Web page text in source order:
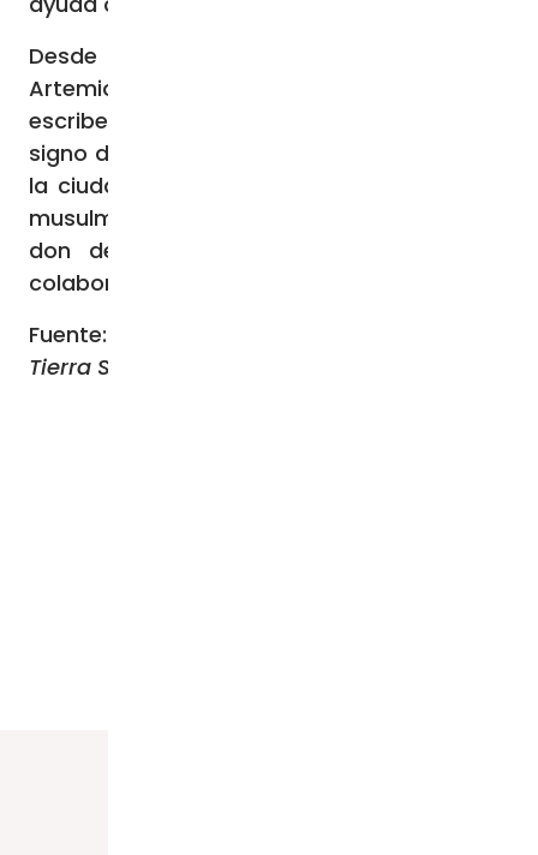
Desde la iglesia del Cenáculo, el padre
Artemio Vitores, franciscano español,
escribe a ACN: “Jerusalén tiene que ser
signo de paz y de concordia para todos, es
la ciudad de Dios para judíos, cristianos y
musulmanes. ¡Qué difícil es! La paz es un
don de Dios, pero se consigue con la
colaboración de todos los seres humanos”.
Fuente: Comunicaciones ACN Chile
Tierra Santa, 24-10-2023